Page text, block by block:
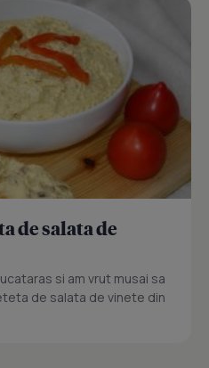
de salata de
si am vrut musai sa
de salata de vinete din